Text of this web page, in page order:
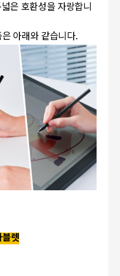
은 호환성을 자랑합니
아래와 같습니다.
블렛